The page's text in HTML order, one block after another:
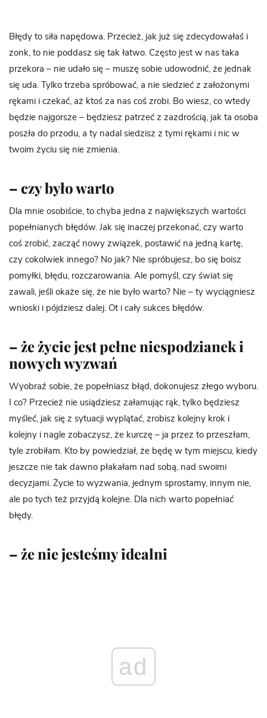
Błędy to siła napędowa. Przecież, jak już się zdecydowałaś i
zonk, to nie poddasz się tak łatwo. Często jest w nas taka
przekora – nie udało się – muszę sobie udowodnić, że jednak
się uda. Tylko trzeba spróbować, a nie siedzieć z założonymi
rękami i czekać, aż ktoś za nas coś zrobi. Bo wiesz, co wtedy
będzie najgorsze – będziesz patrzeć z zazdrością, jak ta osoba
poszła do przodu, a ty nadal siedzisz z tymi rękami i nic w
twoim życiu się nie zmienia.
– czy było warto
Dla mnie osobiście, to chyba jedna z największych wartości
popełnianych błędów. Jak się inaczej przekonać, czy warto
coś zrobić, zacząć nowy związek, postawić na jedną kartę,
czy cokolwiek innego? No jak? Nie spróbujesz, bo się boisz
pomyłki, błędu, rozczarowania. Ale pomyśl, czy świat się
zawali, jeśli okaże się, że nie było warto? Nie – ty wyciągniesz
wnioski i pójdziesz dalej. Ot i cały sukces błędów.
– że życie jest pełne niespodzianek i
nowych wyzwań
Wyobraź sobie, że popełniasz błąd, dokonujesz złego wyboru.
I co? Przecież nie usiądziesz załamując rąk, tylko będziesz
myśleć, jak się z sytuacji wyplątać, zrobisz kolejny krok i
kolejny i nagle zobaczysz, że kurczę – ja przez to przeszłam,
tyle zrobiłam. Kto by powiedział, że będę w tym miejscu, kiedy
jeszcze nie tak dawno płakałam nad sobą, nad swoimi
decyzjami. Życie to wyzwania, jednym sprostamy, innym nie,
ale po tych też przyjdą kolejne. Dla nich warto popełniać
błędy.
– że nie jesteśmy idealni
ad